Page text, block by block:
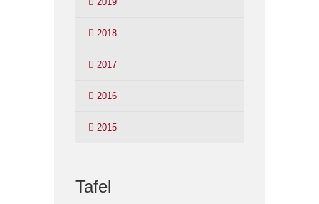
2018
2017
2016
2015
Tafel